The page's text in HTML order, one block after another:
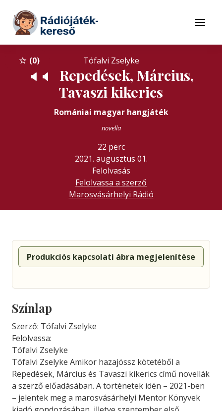
Tovább a tartalomhoz
Menü
0 Tófalvi Zselyke
🔈 🔈
Repedések, Március,
Tavaszi kikerics
Romániai magyar hangjáték
novella
22 perc
2021. augusztus 01.
Felolvasás
Felolvassa a szerző
Marosvásárhelyi Rádió
Produkciós kapcsolati ábra megjelenítése
Színlap
Szerző: Tófalvi Zselyke
Felolvassa:
Tófalvi Zselyke
Tófalvi Zselyke Amikor hazajössz kötetéből a
Repedések, Március és Tavaszi kikerics című novellák
a szerző előadásában. A történetek idén – 2021-ben
– jelentek meg a marosvásárhelyi Mentor Könyvek